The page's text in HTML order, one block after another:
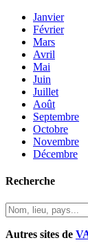
Janvier
Février
Mars
Avril
Mai
Juin
Juillet
Août
Septembre
Octobre
Novembre
Décembre
Recherche
Autres sites de